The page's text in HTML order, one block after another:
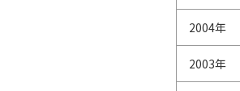
2004年
2003年